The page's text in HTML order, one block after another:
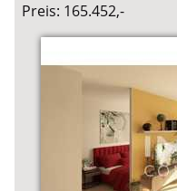
Preis: 165.452,-